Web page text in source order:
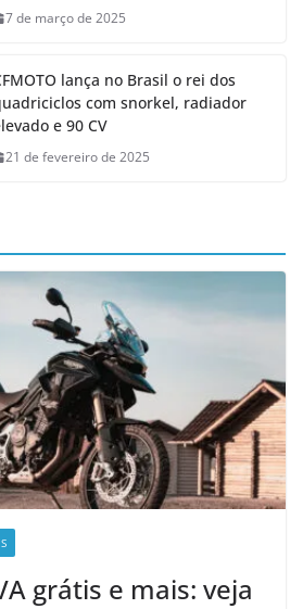
7 de março de 2025
lança no Brasil o rei dos
com snorkel, radiador
e 90 CV
21 de fevereiro de 2025
grátis e mais: veja